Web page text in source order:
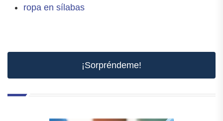
ropa en sílabas
¡Sorpréndeme!